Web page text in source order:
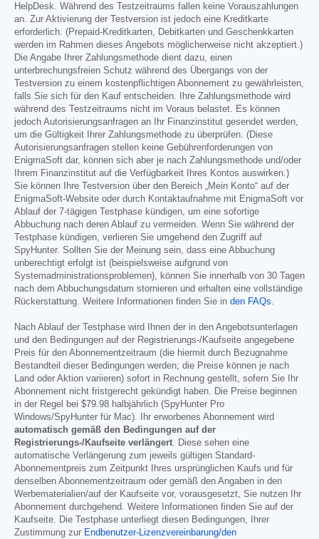
HelpDesk. Während des Testzeitraums fallen keine Vorauszahlungen
an. Zur Aktivierung der Testversion ist jedoch eine Kreditkarte
erforderlich. (Prepaid-Kreditkarten, Debitkarten und Geschenkkarten
werden im Rahmen dieses Angebots möglicherweise nicht akzeptiert.)
Die Angabe Ihrer Zahlungsmethode dient dazu, einen
unterbrechungsfreien Schutz während des Übergangs von der
Testversion zu einem kostenpflichtigen Abonnement zu gewährleisten,
falls Sie sich für den Kauf entscheiden. Ihre Zahlungsmethode wird
während des Testzeitraums nicht im Voraus belastet. Es können
jedoch Autorisierungsanfragen an Ihr Finanzinstitut gesendet werden,
um die Gültigkeit Ihrer Zahlungsmethode zu überprüfen. (Diese
Autorisierungsanfragen stellen keine Gebührenforderungen von
EnigmaSoft dar, können sich aber je nach Zahlungsmethode und/oder
Ihrem Finanzinstitut auf die Verfügbarkeit Ihres Kontos auswirken.)
Sie können Ihre Testversion über den Bereich „Mein Konto“ auf der
EnigmaSoft-Website oder durch Kontaktaufnahme mit EnigmaSoft vor
Ablauf der 7-tägigen Testphase kündigen, um eine sofortige
Abbuchung nach deren Ablauf zu vermeiden. Wenn Sie während der
Testphase kündigen, verlieren Sie umgehend den Zugriff auf
SpyHunter. Sollten Sie der Meinung sein, dass eine Abbuchung
unberechtigt erfolgt ist (beispielsweise aufgrund von
Systemadministrationsproblemen), können Sie innerhalb von 30 Tagen
nach dem Abbuchungsdatum stornieren und erhalten eine vollständige
Rückerstattung. Weitere Informationen finden Sie in den FAQs.
Nach Ablauf der Testphase wird Ihnen der in den Angebotsunterlagen
und den Bedingungen auf der Registrierungs-/Kaufseite angegebene
Preis für den Abonnementzeitraum (die hiermit durch Bezugnahme
Bestandteil dieser Bedingungen werden; die Preise können je nach
Land oder Aktion variieren) sofort in Rechnung gestellt, sofern Sie Ihr
Abonnement nicht fristgerecht gekündigt haben. Die Preise beginnen
in der Regel bei $79.98 halbjährlich (SpyHunter Pro
Windows/SpyHunter für Mac). Ihr erworbenes Abonnement wird
automatisch gemäß den Bedingungen auf der
Registrierungs-/Kaufseite verlängert. Diese sehen eine
automatische Verlängerung zum jeweils gültigen Standard-
Abonnementpreis zum Zeitpunkt Ihres ursprünglichen Kaufs und für
denselben Abonnementzeitraum oder gemäß den Angaben in den
Werbematerialien/auf der Kaufseite vor, vorausgesetzt, Sie nutzen Ihr
Abonnement durchgehend. Weitere Informationen finden Sie auf der
Kaufseite. Die Testphase unterliegt diesen Bedingungen, Ihrer
Zustimmung zur Endbenutzer-Lizenzvereinbarung/den